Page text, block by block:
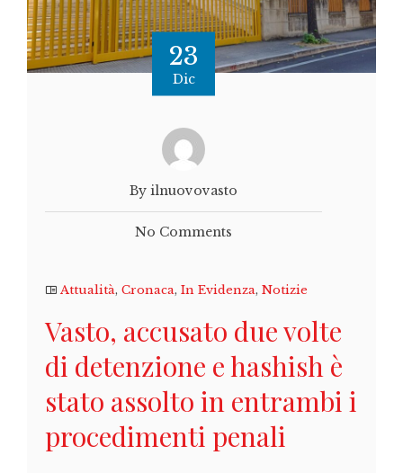
23
Dic
By ilnuovovasto
No Comments
Attualità, Cronaca, In Evidenza, Notizie
Vasto, accusato due volte
di detenzione e hashish è
stato assolto in entrambi i
procedimenti penali